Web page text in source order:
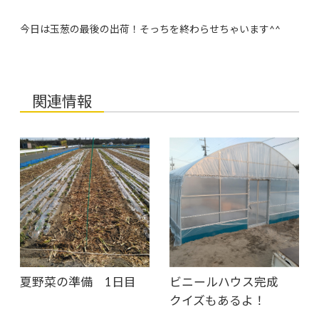
今日は玉葱の最後の出荷！そっちを終わらせちゃいます^^
関連情報
夏野菜の準備 1日目
ビニールハウス完成
クイズもあるよ！